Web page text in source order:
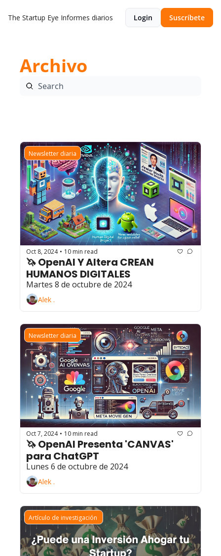
The Startup Eye Informes diarios Login Suscríbete
Archivo
Newsletter diaria
Oct 8, 2024 • 10 min read
🦄 OpenAI Y Altera CREAN
HUMANOS DIGITALES
Martes 8 de octubre de 2024
Alek .
Newsletter diaria
Oct 7, 2024 • 10 min read
🦄 OpenAI Presenta 'CANVAS'
para ChatGPT
Lunes 6 de octubre de 2024
Alek .
Artículo de investigación